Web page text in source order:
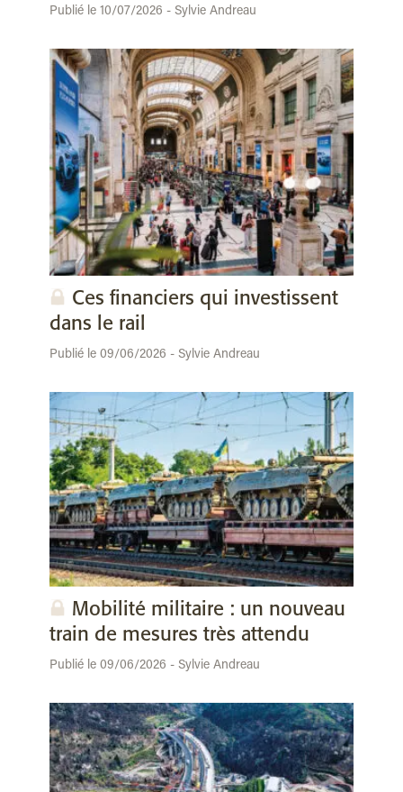
Publié le 10/07/2026 - Sylvie Andreau
Ces financiers qui investissent
dans le rail
Publié le 09/06/2026 - Sylvie Andreau
Mobilité militaire : un nouveau
train de mesures très attendu
Publié le 09/06/2026 - Sylvie Andreau